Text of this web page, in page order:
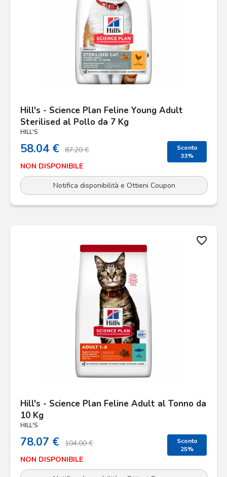
Hill's - Science Plan Feline Young Adult
Sterilised al Pollo da 7 Kg
HILL'S
58.04 € 87.20 €
Sconto
33%
NON DISPONIBILE
Notifica disponibilità e Ottieni Coupon
favorite_border
Hill's - Science Plan Feline Adult al Tonno da
10 Kg
HILL'S
78.07 € 104.00 €
Sconto
25%
NON DISPONIBILE